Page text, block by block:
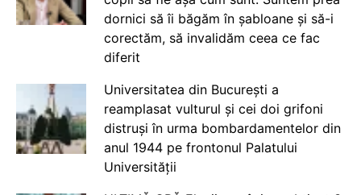
dornici să îi băgăm în șabloane și să-i
corectăm, să invalidăm ceea ce fac
diferit
Universitatea din București a
reamplasat vulturul și cei doi grifoni
distruși în urma bombardamentelor din
anul 1944 pe frontonul Palatului
Universității